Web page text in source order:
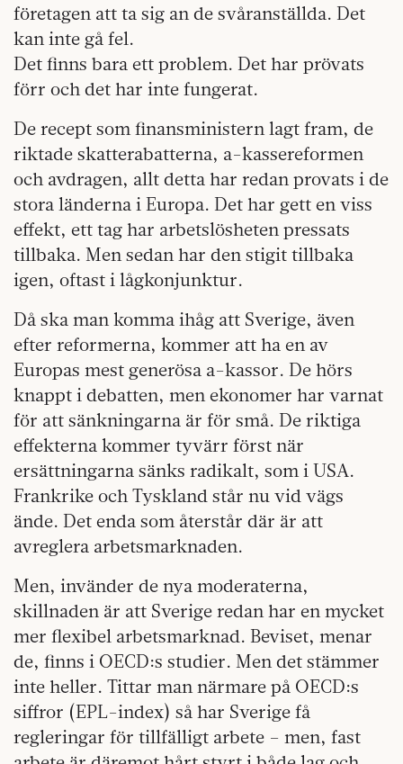
företagen att ta sig an de svåranställda. Det
kan inte gå fel.
Det finns bara ett problem. Det har prövats
förr och det har inte fungerat.
De recept som finansministern lagt fram, de
riktade skatterabatterna, a-kassereformen
och avdragen, allt detta har redan provats i de
stora länderna i Europa. Det har gett en viss
effekt, ett tag har arbetslösheten pressats
tillbaka. Men sedan har den stigit tillbaka
igen, oftast i lågkonjunktur.
Då ska man komma ihåg att Sverige, även
efter reformerna, kommer att ha en av
Europas mest generösa a-kassor. De hörs
knappt i debatten, men ekonomer har varnat
för att sänkningarna är för små. De riktiga
effekterna kommer tyvärr först när
ersättningarna sänks radikalt, som i USA.
Frankrike och Tyskland står nu vid vägs
ände. Det enda som återstår där är att
avreglera arbetsmarknaden.
Men, invänder de nya moderaterna,
skillnaden är att Sverige redan har en mycket
mer flexibel arbetsmarknad. Beviset, menar
de, finns i OECD:s studier. Men det stämmer
inte heller. Tittar man närmare på OECD:s
siffror (EPL-index) så har Sverige få
regleringar för tillfälligt arbete – men, fast